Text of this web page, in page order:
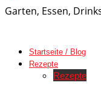
Garten, Essen,
Startseite / Blog
Rezepte
Rezepte